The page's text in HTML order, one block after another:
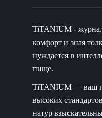
TiTANIUM -
комфорт и зная
нуждается в
пище.
TiTANIUM — ваш
высоких
натур